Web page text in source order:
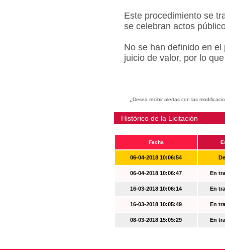
Este procedimiento se
se celebran actos
No se han definido en
juicio de valor, por lo
¿Desea recibir alertas con las
Histórico de la Licitación
Fecha
06-04-2018 10:06:54
06-04-2018 10:06:47 En
16-03-2018 10:06:14 En
16-03-2018 10:05:49 En
08-03-2018 15:05:29 En